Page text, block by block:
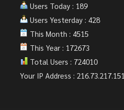
Users Today : 189
Users Yesterday : 428
This Month : 4515
This Year : 172673
Total Users : 724010
Your IP Address : 216.73.217.151